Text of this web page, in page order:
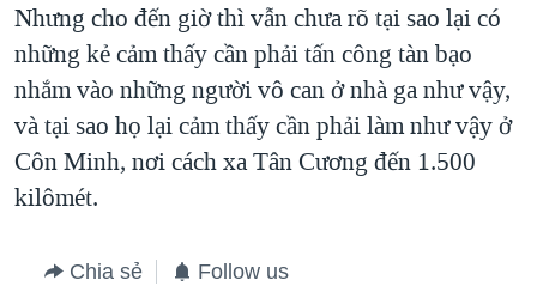
Nhưng cho đến giờ thì vẫn chưa rõ tại sao lại có
những kẻ cảm thấy cần phải tấn công tàn bạo
nhắm vào những người vô can ở nhà ga như vậy,
và tại sao họ lại cảm thấy cần phải làm như vậy ở
Côn Minh, nơi cách xa Tân Cương đến 1.500
kilômét.
Chia sẻ Follow us